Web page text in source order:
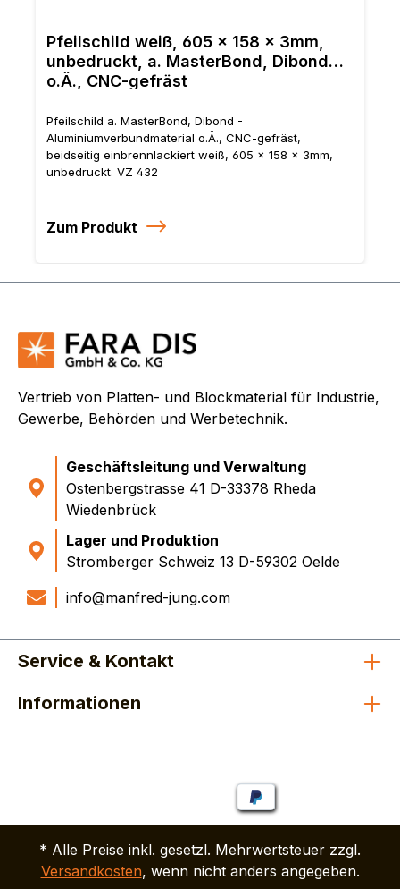
Pfeilschild weiß, 605 x 158 x 3mm,
unbedruckt, a. MasterBond, Dibond
o.Ä., CNC-gefräst
Pfeilschild a. MasterBond, Dibond -
Aluminiumverbundmaterial o.Ä., CNC-gefräst,
beidseitig einbrennlackiert weiß, 605 x 158 x 3mm,
unbedruckt. VZ 432
Zum Produkt
Vertrieb von Platten- und Blockmaterial für Industrie,
Gewerbe, Behörden und Werbetechnik.
Geschäftsleitung und Verwaltung
Ostenbergstrasse 41 D-33378 Rheda
Wiedenbrück
Lager und Produktion
Stromberger Schweiz 13 D-59302 Oelde
info@manfred-jung.com
Service & Kontakt
Informationen
* Alle Preise inkl. gesetzl. Mehrwertsteuer zzgl.
Versandkosten, wenn nicht anders angegeben.